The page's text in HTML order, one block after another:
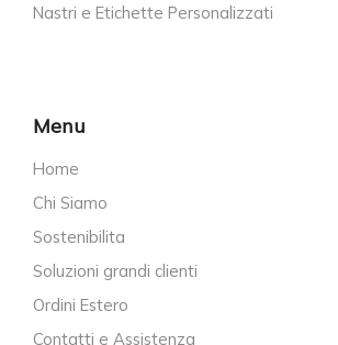
Nastri e Etichette Personalizzati
Menu
Home
Chi Siamo
Sostenibilita
Soluzioni grandi clienti
Ordini Estero
Contatti e Assistenza